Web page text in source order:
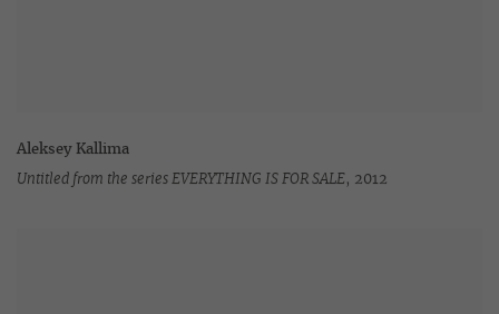
Aleksey Kallima
Untitled from the series EVERYTHING IS FOR SALE, 2012